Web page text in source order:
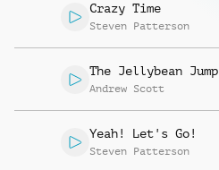
Crazy Time
Steven Patterson
The Jellybean Jump
Andrew Scott
Yeah! Let's Go!
Steven Patterson